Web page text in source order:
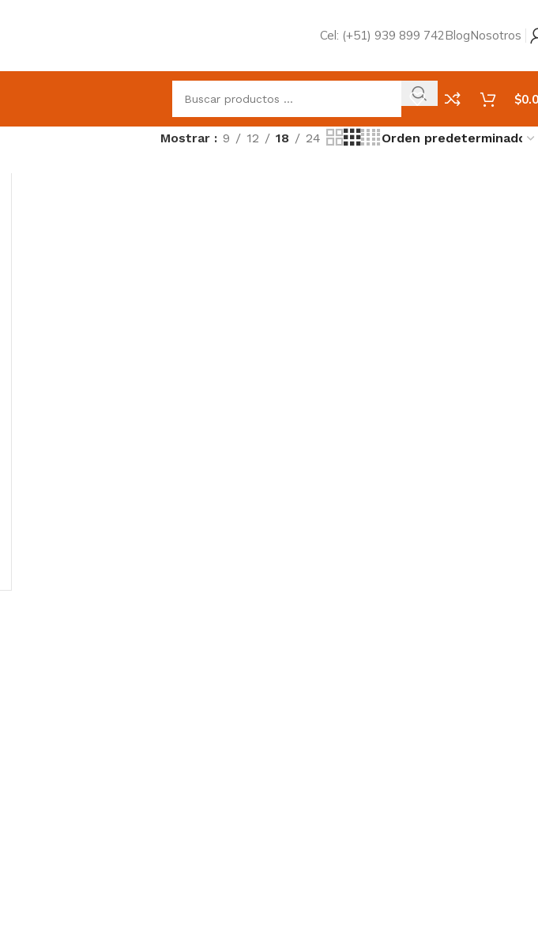
Cel: (+51) 939 899 742BlogNosotros
$
Mostrar 9 12 18 24